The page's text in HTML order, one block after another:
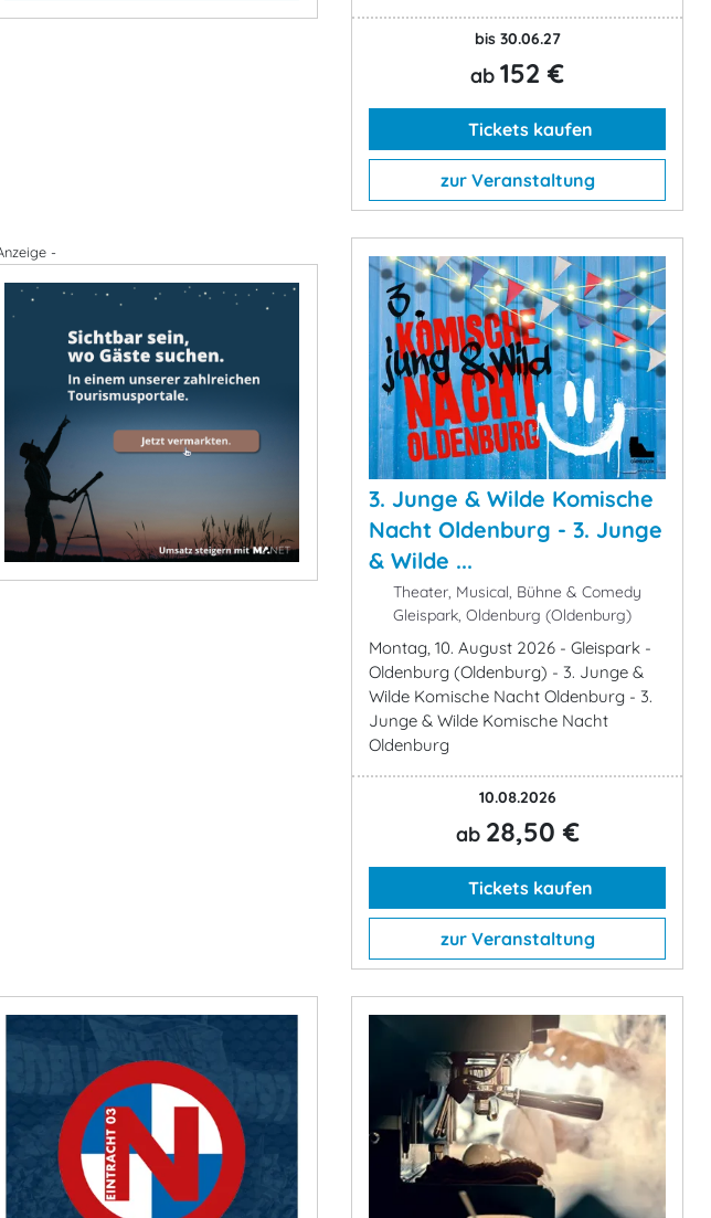
bis 30.06.27
ab 152 €
Tickets kaufen
zur Veranstaltung
-
3. Junge & Wilde Komische
Nacht Oldenburg - 3. Junge
& Wilde ...
Theater, Musical, Bühne & Comedy
Gleispark, Oldenburg (Oldenburg)
Montag, 10. August 2026 - Gleispark -
Oldenburg (Oldenburg) - 3. Junge &
Wilde Komische Nacht Oldenburg - 3.
Junge & Wilde Komische Nacht
Oldenburg
10.08.2026
ab 28,50 €
Tickets kaufen
zur Veranstaltung